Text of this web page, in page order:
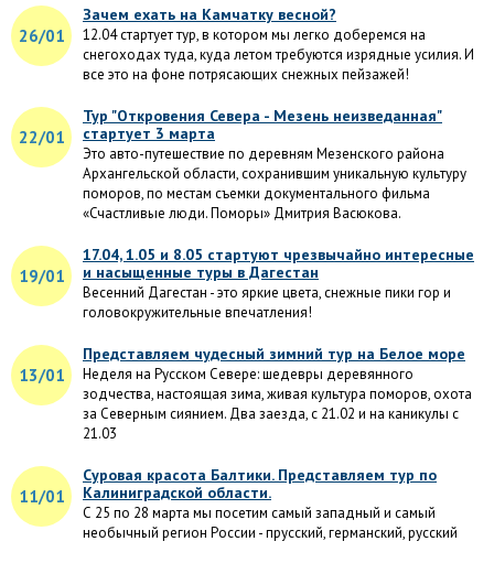
26/01
Зачем ехать на Камчатку весной?
12.04 стартует тур, в котором мы легко доберемся на
снегоходах туда, куда летом требуются изрядные усилия. И
все это на фоне потрясающих снежных пейзажей!
22/01
Тур "Откровения Севера - Мезень неизведанная"
стартует 3 марта
Это авто-путешествие по деревням Мезенского района
Архангельской области, сохранившим уникальную культуру
поморов, по местам съемки документального фильма
«Счастливые люди. Поморы» Дмитрия Васюкова.
19/01
17.04, 1.05 и 8.05 стартуют чрезвычайно интересные
и насыщенные туры в Дагестан
Весенний Дагестан - это яркие цвета, снежные пики гор и
головокружительные впечатления!
13/01
Представляем чудесный зимний тур на Белое море
Неделя на Русском Севере: шедевры деревянного
зодчества, настоящая зима, живая культура поморов, охота
за Северным сиянием. Два заезда, с 21.02 и на каникулы с
21.03
11/01
Суровая красота Балтики. Представляем тур по
Калиниградской области.
С 25 по 28 марта мы посетим самый западный и самый
необычный регион России - прусский, германский, русский